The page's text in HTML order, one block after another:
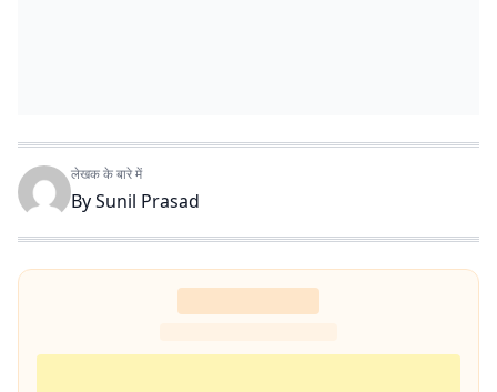
लेखक के बारे में
BySunil Prasad